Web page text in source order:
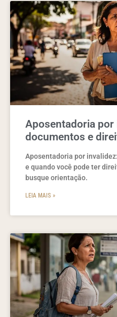
Aposentadoria por
documentos e
Aposentadoria por
e quando você pode ter
busque orientação.
LEIA MAIS »